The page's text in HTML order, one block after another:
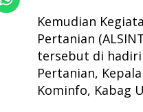
Kemudian
Pertanian
tersebut di hadiri
Pertanian,
Kominfo, Kabag